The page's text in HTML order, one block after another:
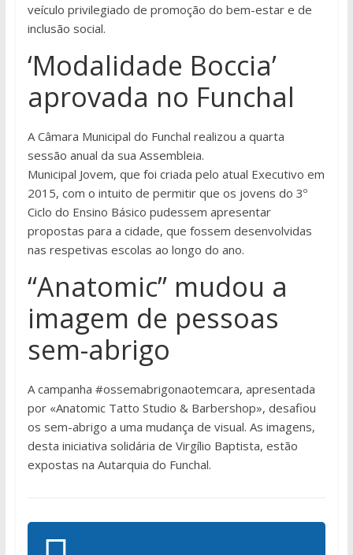
veículo privilegiado de promoção do bem-estar e de
inclusão social.
‘Modalidade Boccia’
aprovada no Funchal
A Câmara Municipal do Funchal realizou a quarta
sessão anual da sua Assembleia.
Municipal Jovem, que foi criada pelo atual Executivo em
2015, com o intuito de permitir que os jovens do 3º
Ciclo do Ensino Básico pudessem apresentar
propostas para a cidade, que fossem desenvolvidas
nas respetivas escolas ao longo do ano.
“Anatomic” mudou a
imagem de pessoas
sem-abrigo
A campanha #ossemabrigonaotemcara, apresentada
por «Anatomic Tatto Studio & Barbershop», desafiou
os sem-abrigo a uma mudança de visual. As imagens,
desta iniciativa solidária de Virgílio Baptista, estão
expostas na Autarquia do Funchal.